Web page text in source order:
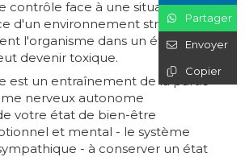
contrôle face à une situation ou
d'un environnement stressant
l'organisme dans un état
devenir toxique.
est un entraînement de la partie
nerveux autonome
votre état de bien-être
et mental - le système
- à conserver un état
Partager
Envoyer
Copier